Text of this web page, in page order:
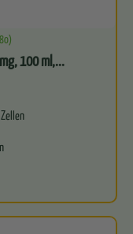
100 ml,...